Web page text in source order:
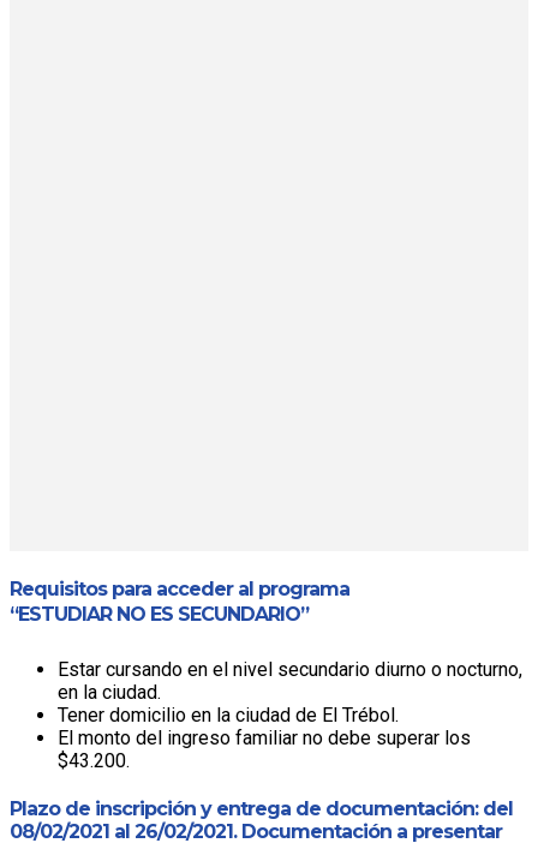
Requisitos para acceder al programa
“ESTUDIAR NO ES SECUNDARIO”
Estar cursando en el nivel secundario diurno o nocturno,
en la ciudad.
Tener domicilio en la ciudad de El Trébol.
El monto del ingreso familiar no debe superar los
$43.200.
Plazo de inscripción y entrega de documentación: del
08/02/2021 al 26/02/2021. Documentación a presentar